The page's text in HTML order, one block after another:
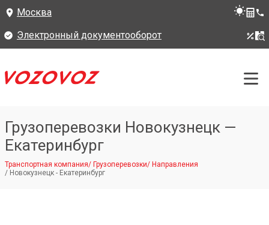
Москва
Электронный документооборот
Грузоперевозки Новокузнецк —
Екатеринбург
Транспортная компания/ Грузоперевозки/ Направления
/ Новокузнецк - Екатеринбург